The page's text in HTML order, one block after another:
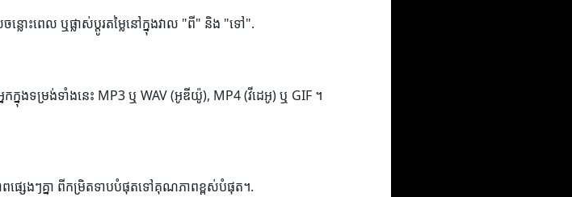
លោះពេល ឬផ្លាស់ប្តូរតម្លៃនៅក្នុងវាល "ពី" និង "ទៅ".
កក្នុងទម្រង់ទាំងនេះ MP3 ឬ WAV (អូឌីយ៉ូ), MP4 (វីដេអូ) ឬ GIF ។
ពផ្សេងៗគ្នា ពីកម្រិតទាបបំផុតទៅគុណភាពខ្ពស់បំផុត។.